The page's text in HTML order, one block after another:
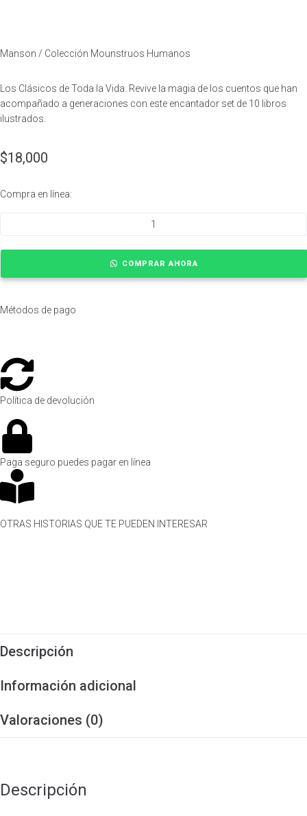
Manson / Colección Mounstruos Humanos
Los Clásicos de Toda la Vida. Revive la magia de los cuentos que han
acompañado a generaciones con este encantador set de 10 libros
ilustrados.
$18,000
Compra en línea:
COMPRAR AHORA
Métodos de pago
Política de devolución
Paga seguro puedes pagar en línea
OTRAS HISTORIAS QUE TE PUEDEN INTERESAR
Descripción
Información adicional
Valoraciones (0)
Descripción